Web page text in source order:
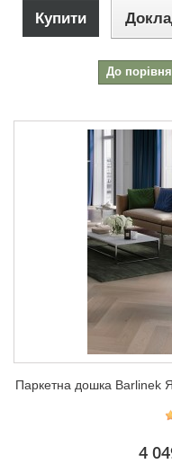
Купити
До
Паркетна дошка Barlinek
4